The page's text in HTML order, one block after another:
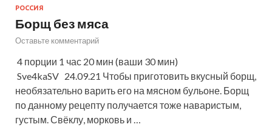
РОССИЯ
Борщ без мяса
Оставьте комментарий
4 порции 1 час 20 мин (ваши 30 мин)
Sve4kaSV 24.09.21 Чтобы приготовить вкусный борщ,
необязательно варить его на мясном бульоне. Борщ
по данному рецепту получается тоже наваристым,
густым. Свёклу, морковь и …